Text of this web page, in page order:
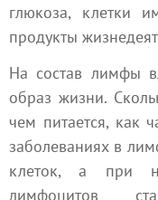
глюкоза, клетки
продукты
На состав лимфы
образ жизни.
чем питается, как
заболеваниях в
клеток, а при
лимфоцитов